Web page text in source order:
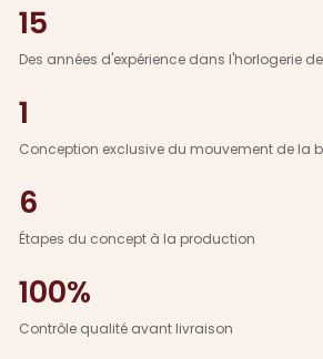
15
Des années d'expérience dans l'horlogerie
1
Conception exclusive du mouvement de la
6
Étapes du concept à la production
100%
Contrôle qualité avant livraison